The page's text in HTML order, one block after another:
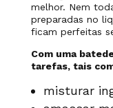
melhor. Nem
preparadas no
ficam perfeitas
Com uma
tarefas, tais
misturar